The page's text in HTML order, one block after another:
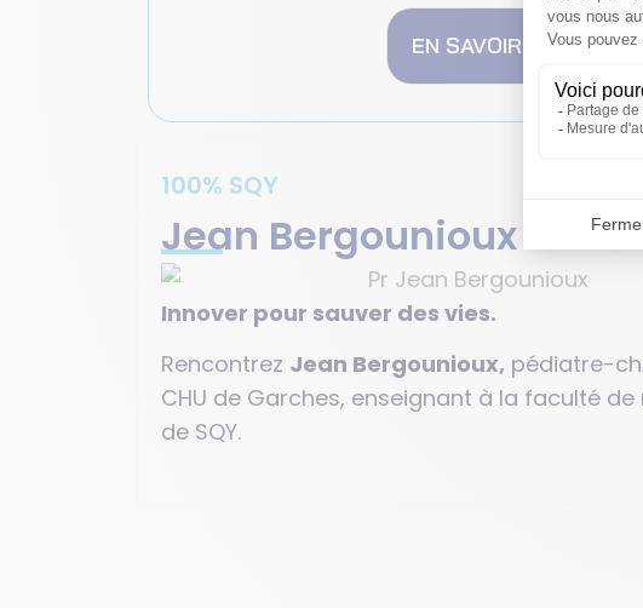
EN SAVOIR +
100% SQY
Jean Bergounioux
Innover pour sauver des vies.
Rencontrez Jean Bergounioux, pédiatre-
CHU de Garches, enseignant à la faculté
de SQY.